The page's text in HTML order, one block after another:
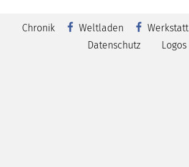
Chronik Weltladen Werkstatt
Datenschutz
Logos